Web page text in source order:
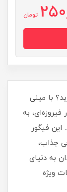
تومان
با مینی
به
فیگور
جذاب،
به دنیای
ویژه